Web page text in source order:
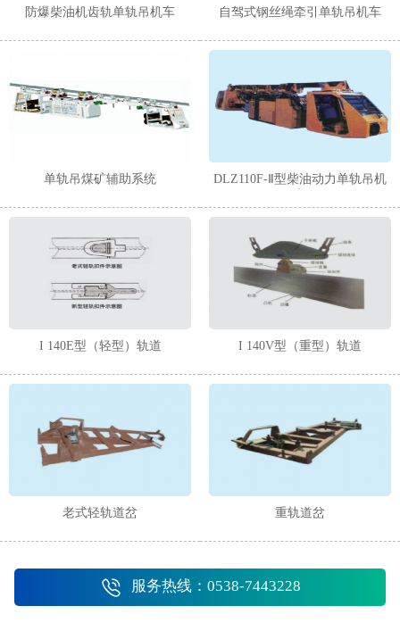
2
防爆柴油机齿轨单轨吊机车 自驾式钢丝绳牵引单轨吊机车
单轨吊煤矿辅助系统
DLZ110F-Ⅱ型柴油动力单轨吊机
I 140E型（轻型）轨道 I 140V型（重型）轨道
老式轻轨道岔 重轨道岔
服务热线：0538-7443228